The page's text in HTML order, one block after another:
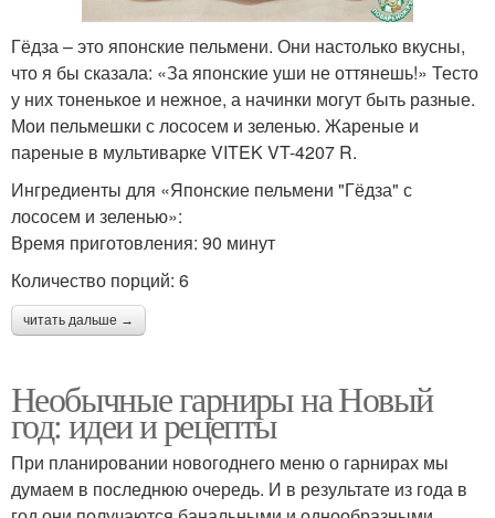
Гёдза – это японские пельмени. Они настолько вкусны,
что я бы сказала: «За японские уши не оттянешь!» Тесто
у них тоненькое и нежное, а начинки могут быть разные.
Мои пельмешки с лососем и зеленью. Жареные и
пареные в мультиварке VITEK VT-4207 R.
Ингредиенты для «Японские пельмени "Гёдза" с
лососем и зеленью»:
Время приготовления: 90 минут
Количество порций: 6
читать дальше →
Необычные гарниры на Новый
год: идеи и рецепты
При планировании новогоднего меню о гарнирах мы
думаем в последнюю очередь. И в результате из года в